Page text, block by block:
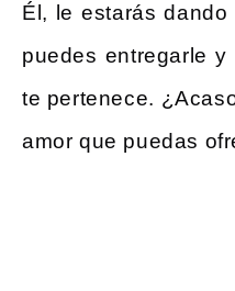
Él, le estarás
puedes entregarle
te pertenece.
amor que puedas